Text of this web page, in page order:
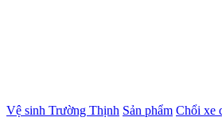
Vệ sinh Trường Thịnh Sản phẩm Chổi xe